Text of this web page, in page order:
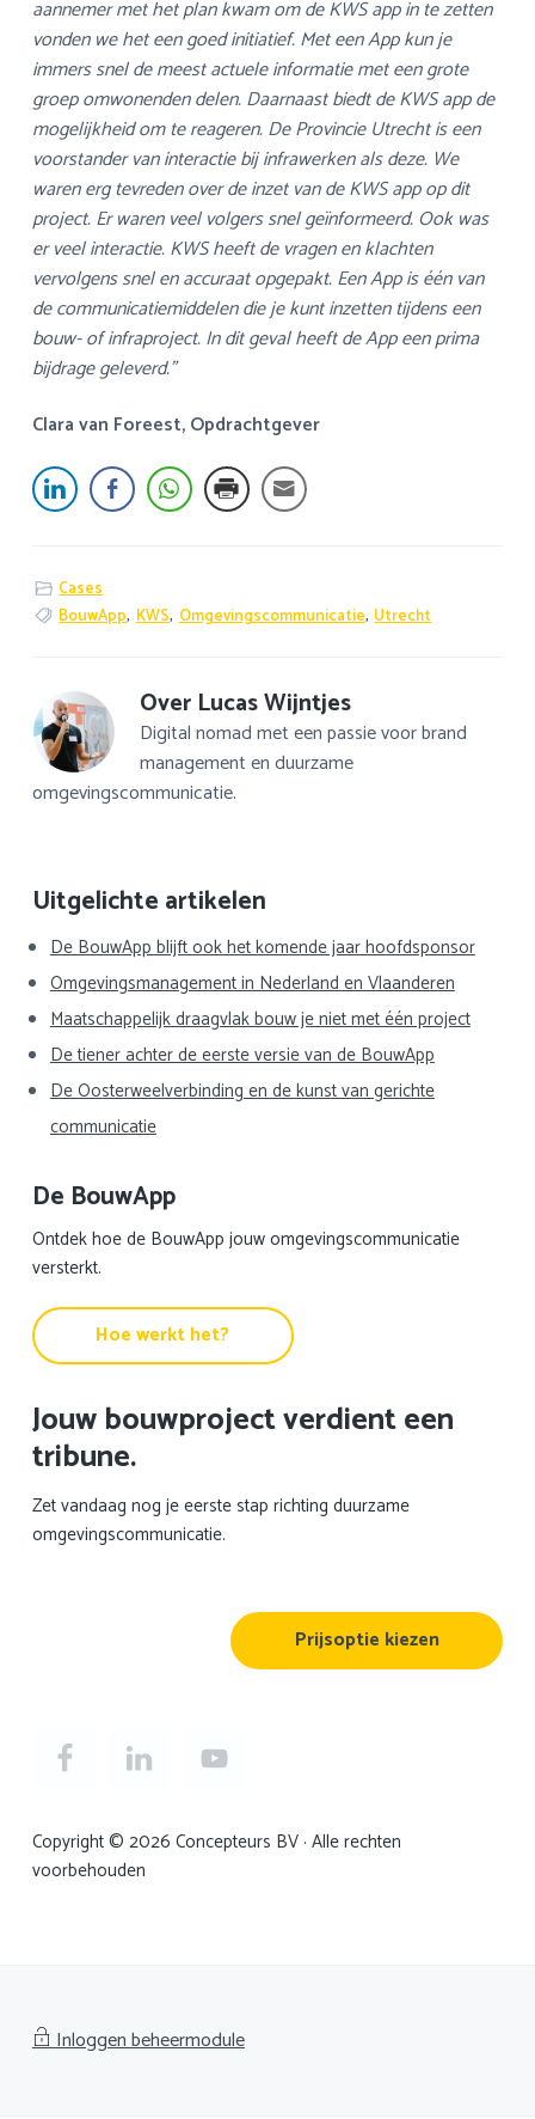
aannemer met het plan kwam om de KWS app in te zetten
vonden we het een goed initiatief. Met een App kun je
immers snel de meest actuele informatie met een grote
groep omwonenden delen. Daarnaast biedt de KWS app de
mogelijkheid om te reageren. De Provincie Utrecht is een
voorstander van interactie bij infrawerken als deze. We
waren erg tevreden over de inzet van de KWS app op dit
project. Er waren veel volgers snel geïnformeerd. Ook was
er veel interactie. KWS heeft de vragen en klachten
vervolgens snel en accuraat opgepakt. Een App is één van
de communicatiemiddelen die je kunt inzetten tijdens een
bouw- of infraproject. In dit geval heeft de App een prima
bijdrage geleverd.”
Clara van Foreest, Opdrachtgever
Cases
BouwApp, KWS, Omgevingscommunicatie, Utrecht
Over Lucas Wijntjes
Digital nomad met een passie voor brand
management en duurzame
omgevingscommunicatie.
Primaire
Sidebar
Uitgelichte artikelen
De BouwApp blijft ook het komende jaar hoofdsponsor
Omgevingsmanagement in Nederland en Vlaanderen
Maatschappelijk draagvlak bouw je niet met één project
De tiener achter de eerste versie van de BouwApp
De Oosterweelverbinding en de kunst van gerichte
communicatie
De BouwApp
Ontdek hoe de BouwApp jouw omgevingscommunicatie
versterkt.
Hoe werkt het?
Jouw bouwproject verdient een
tribune.
Zet vandaag nog je eerste stap richting duurzame
omgevingscommunicatie.
Prijsoptie kiezen
Copyright © 2026 Concepteurs BV · Alle rechten
voorbehouden
Inloggen beheermodule